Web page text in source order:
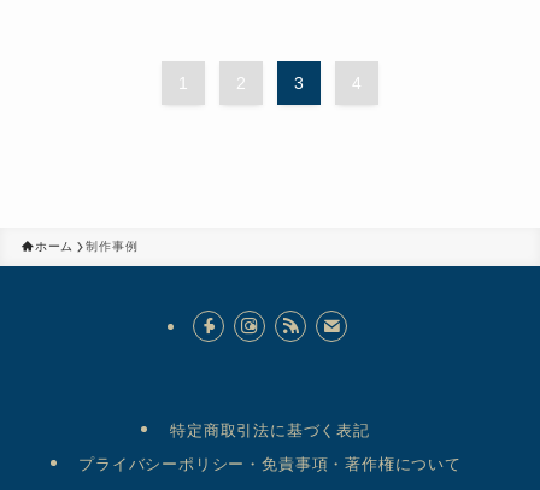
1 2 3 4
ホーム 制作事例
特定商取引法に基づく表記
プライバシーポリシー・免責事項・著作権について